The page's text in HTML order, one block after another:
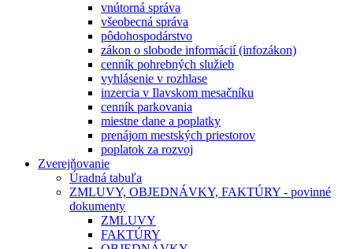
vnútorná správa
všeobecná správa
pôdohospodárstvo
zákon o slobode informácií (infozákon)
cenník pohrebných služieb
vyhlásenie v rozhlase
inzercia v Ilavskom mesačníku
cenník parkovania
miestne dane a poplatky
prenájom mestských priestorov
poplatok za rozvoj
Zverejňovanie
Úradná tabuľa
ZMLUVY, OBJEDNÁVKY, FAKTÚRY - povinné
dokumenty
ZMLUVY
FAKTÚRY